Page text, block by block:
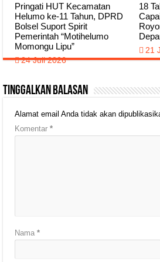
Pringati HUT Kecamatan
Helumo ke-11 Tahun, DPRD
Bolsel Suport Spirit
Pemerintah “Motihelumo
Momongu Lipu”
24 Juli 2026
18
21
Tinggalkan Balasan
Alamat email Anda tidak akan
Komentar *
Nama *